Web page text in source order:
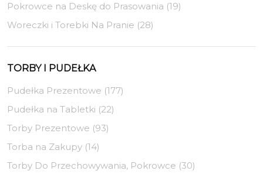
Pokrowce na Deskę do Prasowania (19)
Woreczki i Torebki Na Pranie (28)
TORBY I PUDEŁKA
Pudełka Prezentowe (177)
Pudełka na Tabletki (22)
Torby Prezentowe (93)
Torba na Zakupy (14)
Torby Do Przechowywania, Pokrowce (30)